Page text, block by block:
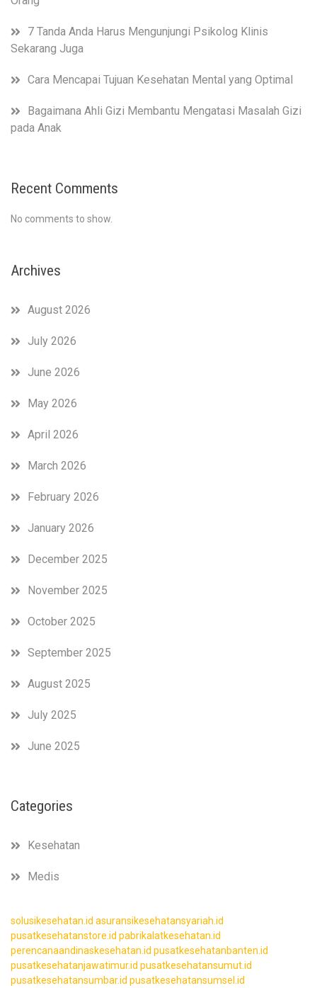
7 Tanda Anda Harus Mengunjungi Psikolog Klinis
Sekarang Juga
Cara Mencapai Tujuan Kesehatan Mental yang Optimal
Bagaimana Ahli Gizi Membantu Mengatasi Masalah Gizi
pada Anak
Recent Comments
No comments to show.
Archives
August 2026
July 2026
June 2026
May 2026
April 2026
March 2026
February 2026
January 2026
December 2025
November 2025
October 2025
September 2025
August 2025
July 2025
June 2025
Categories
Kesehatan
Medis
solusikesehatan.id asuransikesehatansyariah.id
pusatkesehatanstore.id pabrikalatkesehatan.id
perencanaandinaskesehatan.id pusatkesehatanbanten.id
pusatkesehatanjawatimur.id pusatkesehatansumut.id
pusatkesehatansumbar.id pusatkesehatansumsel.id